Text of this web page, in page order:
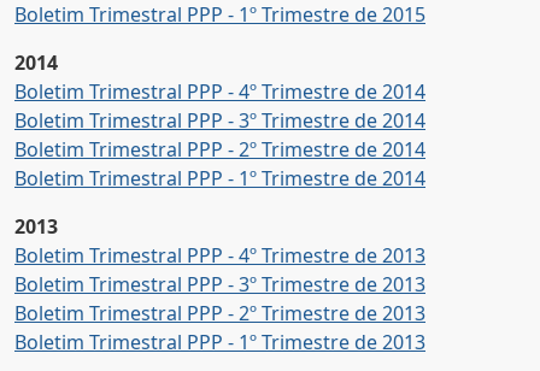
Boletim Trimestral PPP - 1º Trimestre de 2015
2014
Boletim Trimestral PPP - 4º Trimestre de 2014
Boletim Trimestral PPP - 3º Trimestre de 2014
Boletim Trimestral PPP - 2º Trimestre de 2014
Boletim Trimestral PPP - 1º Trimestre de 2014
2013
Boletim Trimestral PPP - 4º Trimestre de 2013
Boletim Trimestral PPP - 3º Trimestre de 2013
Boletim Trimestral PPP - 2º Trimestre de 2013
Boletim Trimestral PPP - 1º Trimestre de 2013